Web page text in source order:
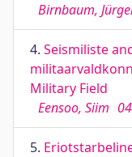
Birnbaum,
4. Seismiliste
Military Field
Eensoo, Siim
5.